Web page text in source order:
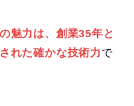
魅力は、創業35年と
れた確かな技術力 で